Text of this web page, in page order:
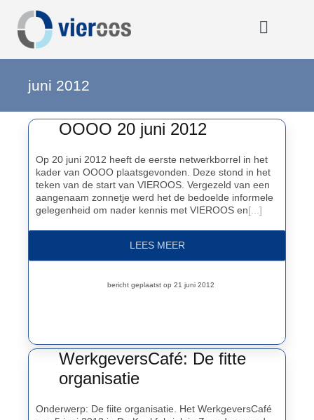
naar
inhoud
Toggle
Home
OOOO
Activiteiten
juni 2012
OOOO 20 juni 2012
Op 20 juni 2012 heeft de eerste netwerkborrel in het
kader van OOOO plaatsgevonden. Deze stond in het
teken van de start van VIEROOS. Vergezeld van een
aangenaam zonnetje werd het de bedoelde informele
gelegenheid om nader kennis met VIEROOS en[...]
LEES MEER
bericht geplaatst op 21 juni 2012
WerkgeversCafé: De fitte
organisatie
Onderwerp: De fiite organisatie. Het WerkgeversCafé